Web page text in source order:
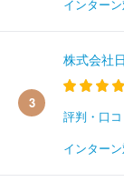
インター
3
株式会社
評判・口コ
インター